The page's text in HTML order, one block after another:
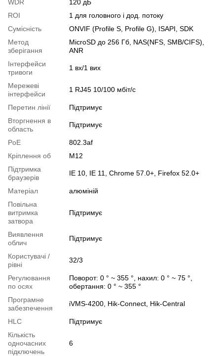
WDR
120 дБ
ROI
1 для головного і дод. потоку
Сумісність
ONVIF (Profile S, Profile G), ISAPI, SDK
Метод
зберігання
MicroSD до 256 Гб, NAS(NFS, SMB/CIFS),
ANR
Інтерфейси
тривоги
1 вх/1 вих
Мережеві
інтерфейси
1 RJ45 10/100 мбіт/с
Перетин лінії
Підтримує
Вторгнення в
область
Підтримує
PoE
802.3af
Кріплення об
M12
Підтримка
браузерів
IE 10, IE 11, Chrome 57.0+, Firefox 52.0+
Матеріал
алюміній
Повільна
витримка
затвора
Підтримує
Виявлення
облич
Підтримує
Користувачі /
рівні
32/3
Регулювання
по осях
Поворот: 0 ° ~ 355 °, нахил: 0 ° ~ 75 °,
обертання: 0 ° ~ 355 °
Програмне
забезпечення
iVMS-4200, Hik-Connect, Hik-Central
HLC
Підтримує
Кількість
одночасних
підключень
6